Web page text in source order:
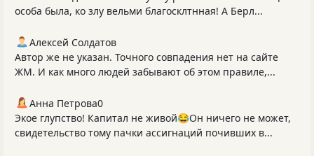
особа была, ко злу вельми благосклтнная! А Берл...
Алексей Солдатов
Автор же не указан. Точного совпадения нет на сайте
ЖМ. И как много людей забывают об этом правиле,...
Анна Петрова0
Экое глупство! Капитал не живой😂Он ничего не может,
свидетельство тому пачки ассигнаций почивших в...